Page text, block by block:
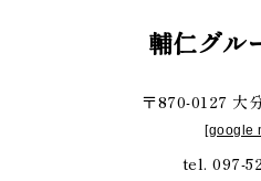
輔仁グル
〒870-0127 大
[google
tel. 097-